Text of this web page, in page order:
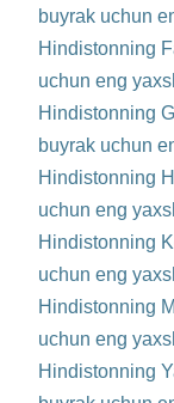
buyrak uchun
Hindistonning
uchun eng
Hindistonning
buyrak uchun
Hindistonning
uchun eng
Hindistonning
uchun eng
Hindistonning
uchun eng
Hindistonning